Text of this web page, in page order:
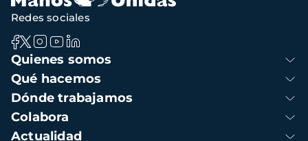
Navegación
principal
Quienes somos
Qué hacemos
Dónde trabajamos
Colabora
Actualidad
Redes sociales